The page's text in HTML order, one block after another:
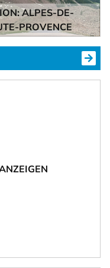
ALPES-DE-
PROVENCE